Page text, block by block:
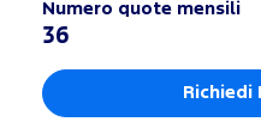
Numero quote mensili
36
Richiedi